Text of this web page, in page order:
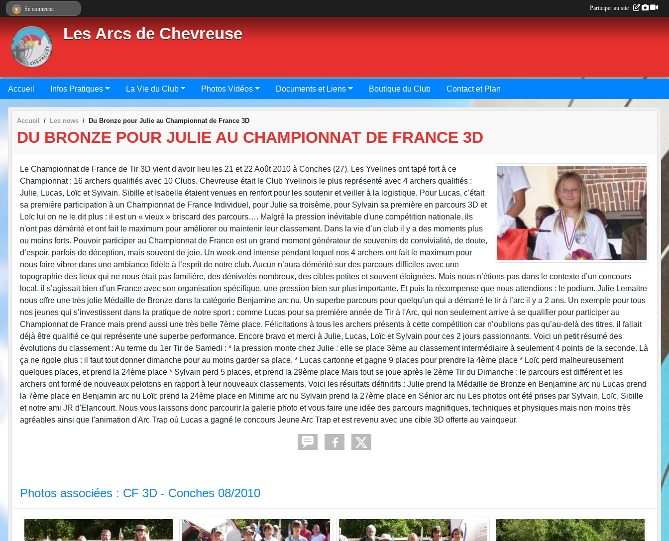
Les Arcs de Chevreuse
Accueil Infos Pratiques La Vie du Club Photos Vidéos Documents et Liens Boutique du Club Contact et Plan
Accueil Les news Du Bronze pour Julie au Championnat de France 3D
DU BRONZE POUR JULIE AU CHAMPIONNAT DE FRANCE 3D
Le Championnat de France de Tir 3D vient d'avoir lieu les 21 et 22 Août 2010 à Conches (27). Les Yvelines ont tapé fort à ce
Championnat : 16 archers qualifiés avec 10 Clubs. Chevreuse était le Club Yvelinois le plus représenté avec 4 archers qualifiés :
Julie, Lucas, Loïc et Sylvain. Sibille et Isabelle étaient venues en renfort pour les soutenir et veiller à la logistique. Pour Lucas, c'était
sa première participation à un Championnat de France Individuel, pour Julie sa troisème, pour Sylvain sa première en parcours 3D et
Loïc lui on ne le dit plus : il est un « vieux » briscard des parcours…. Malgré la pression inévitable d'une compétition nationale, ils
n'ont pas démérité et ont fait le maximum pour améliorer ou maintenir leur classement. Dans la vie d’un club il y a des moments plus
ou moins forts. Pouvoir participer au Championnat de France est un grand moment générateur de souvenirs de convivialité, de doute,
d’espoir, parfois de déception, mais souvent de joie. Un week-end intense pendant lequel nos 4 archers ont fait le maximum pour
nous faire vibrer dans une ambiance fidèle à l’esprit de notre club. Aucun n’aura démérité sur des parcours difficiles avec une
topographie des lieux qui ne nous était pas familière, des dénivelés nombreux, des cibles petites et souvent éloignées. Mais nous n’étions pas dans le contexte d’un concours
local, il s’agissait bien d’un France avec son organisation spécifique, une pression bien sur plus importante. Et puis la récompense que nous attendions : le podium. Julie Lemaitre
nous offre une très jolie Médaille de Bronze dans la catégorie Benjamine arc nu. Un superbe parcours pour quelqu’un qui a démarré le tir à l’arc il y a 2 ans. Un exemple pour tous
nos jeunes qui s’investissent dans la pratique de notre sport : comme Lucas pour sa première année de Tir à l'Arc, qui non seulement arrive à se qualifier pour participer au
Championnat de France mais prend aussi une très belle 7ème place. Félicitations à tous les archers présents à cette compétition car n’oublions pas qu’au-delà des titres, il fallait
déjà être qualifié ce qui représente une superbe performance. Encore bravo et merci à Julie, Lucas, Loïc et Sylvain pour ces 2 jours passionnants. Voici un petit résumé des
évolutions du classement : Au terme du 1er Tir de Samedi : * la pression monte chez Julie : elle se place 3ème au classement intermédiaire à seulement 4 points de la seconde. Là
ça ne rigole plus : il faut tout donner dimanche pour au moins garder sa place. * Lucas cartonne et gagne 9 places pour prendre la 4ème place * Loïc perd malheureusement
quelques places, et prend la 24ème place * Sylvain perd 5 places, et prend la 29ème place Mais tout se joue après le 2ème Tir du Dimanche : le parcours est différent et les
archers ont formé de nouveaux pelotons en rapport à leur nouveaux classements. Voici les résultats définitifs : Julie prend la Médaille de Bronze en Benjamine arc nu Lucas prend
la 7ème place en Benjamin arc nu Loïc prend la 24ème place en Minime arc nu Sylvain prend la 27ème place en Sénior arc nu Les photos ont été prises par Sylvain, Loïc, Sibille
et notre ami JR d'Elancourt. Nous vous laissons donc parcourir la galerie photo et vous faire une idée des parcours magnifiques, techniques et physiques mais non moins très
agréables ainsi que l'animation d'Arc Trap où Lucas a gagné le concours Jeune Arc Trap et est revenu avec une cible 3D offerte au vainqueur.
Photos associées : CF 3D - Conches 08/2010
Se connecter Participer au site :
Panneau de gestion des cookies